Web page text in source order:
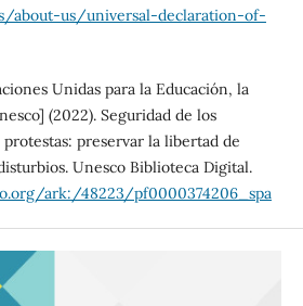
about-us/universal-declaration-of-
Unidas para la Educación, la
(2022). Seguridad de los
preservar la libertad de
Unesco Biblioteca Digital.
ark:/48223/pf0000374206_spa